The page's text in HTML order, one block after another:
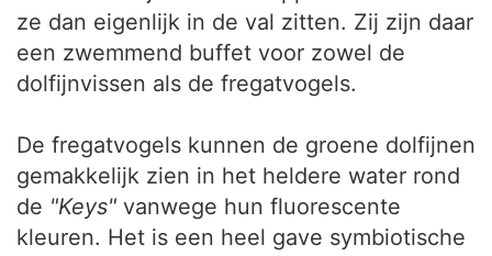
ze dan eigenlijk in de val zitten. Zij zijn daar
een zwemmend buffet voor zowel de
dolfijnvissen als de fregatvogels.
De fregatvogels kunnen de groene dolfijnen
gemakkelijk zien in het heldere water rond
de "Keys" vanwege hun fluorescente
kleuren. Het is een heel gave symbiotische